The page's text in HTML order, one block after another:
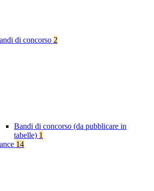
di concorso 2
Bandi di concorso (da pubblicare in
tabelle) 1
14